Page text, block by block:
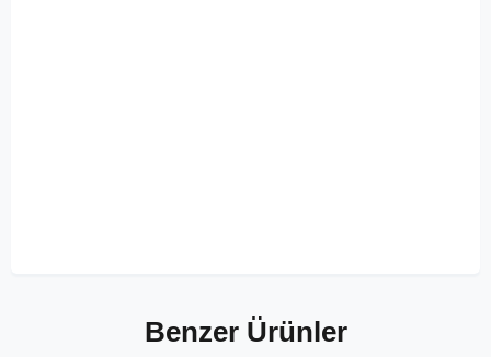
Benzer Ürünler